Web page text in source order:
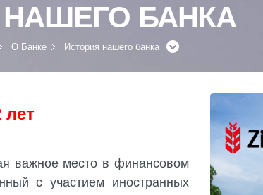
БАНКА
О Банке История нашего банка
лет
важное место в финансовом
с участием иностранных